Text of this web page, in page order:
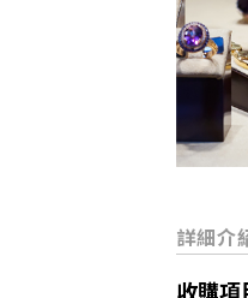
收購項